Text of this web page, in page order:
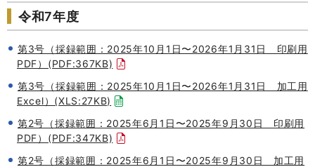
令和7年度
第3号（採録範囲：2025年10月1日〜2026年1月31日 印刷用
PDF）(PDF:367KB)
第3号（採録範囲：2025年10月1日〜2026年1月31日 加工用
Excel）(XLS:27KB)
第2号（採録範囲：2025年6月1日〜2025年9月30日 印刷用
PDF）(PDF:347KB)
第2号（採録範囲：2025年6月1日〜2025年9月30日 加工用